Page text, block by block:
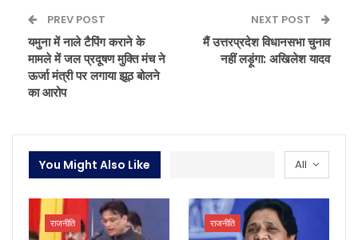
PREV POST
यमुना में नाले टैपिंग कराने के
मामले में जल प्रदूषण मुक्ति मंच ने
ऊर्जा मंत्री पर लगाया झूठ बोलने
का आरोप
NEXT POST
मैं उत्तरप्रदेश विधानसभा चुनाव
नहीं लड़ूंगा: अखिलेश यादव
All
You Might Also Like
राजनीति राजनीति